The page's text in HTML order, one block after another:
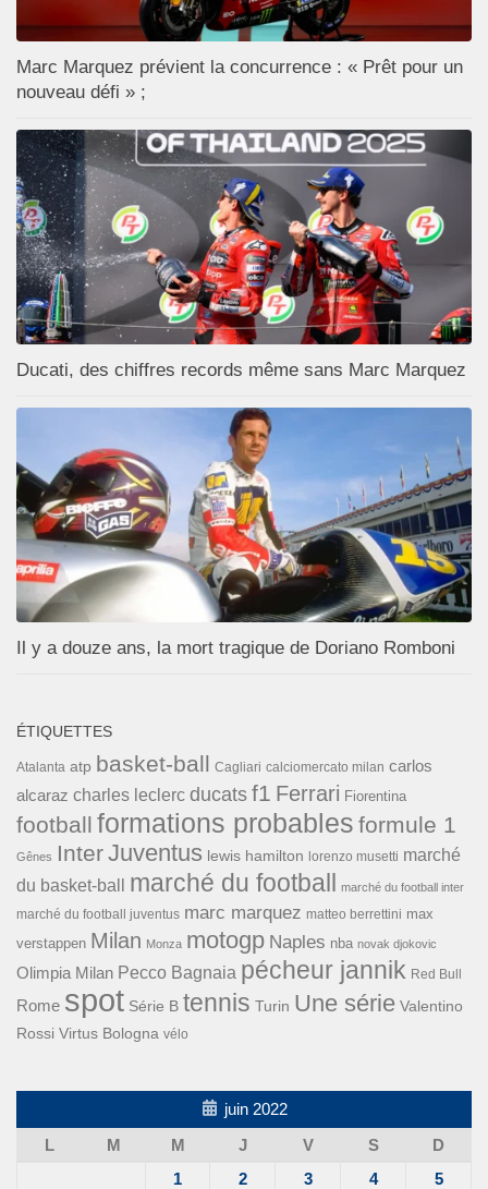
Marc Marquez prévient la concurrence : « Prêt pour un
nouveau défi » ;
Ducati, des chiffres records même sans Marc Marquez
Il y a douze ans, la mort tragique de Doriano Romboni
ÉTIQUETTES
Atalanta atp basket-ball Cagliari calciomercato milan carlos
alcaraz charles leclerc ducats f1 Ferrari Fiorentina
football formations probables formule 1
Gênes InterJuventus lewis hamilton lorenzo musetti marché
du basket-ball
marché du football marché du football inter
marché du football juventus marc marquez matteo berrettini max
verstappen Milan Monza motogp Naples nba novak djokovic
Olimpia Milan Pecco Bagnaia pécheur jannik Red Bull
Rome spot Série B tennis Turin Une série Valentino
Rossi Virtus Bologna vélo
juin 2022
L
M M J V S
D
1
2 3 4 5